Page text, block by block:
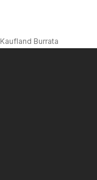
Kaufland Burrata